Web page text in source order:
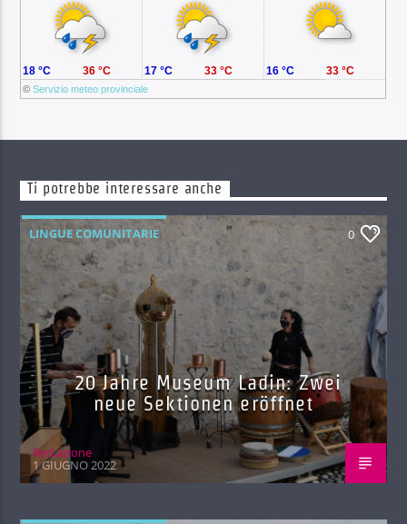
©Servizio meteo provinciale
18 °C 36 °C 17 °C 33 °C 16 °C 33 °C
Ti potrebbe interessare anche
LINGUE COMUNITARIE 0
20 Jahre Museum Ladin: Zwei
neue Sektionen eröffnet
Red.azione
1 GIUGNO 2022